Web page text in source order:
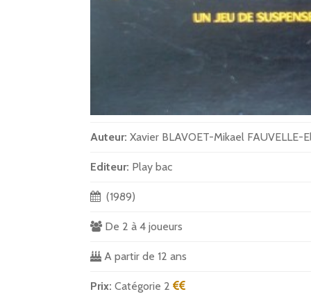
Auteur: Xavier BLAVOET-Mikael FAUVELLE-
Editeur: Play bac
(1989)
De 2 à 4 joueurs
A partir de 12 ans
Prix: Catégorie 2